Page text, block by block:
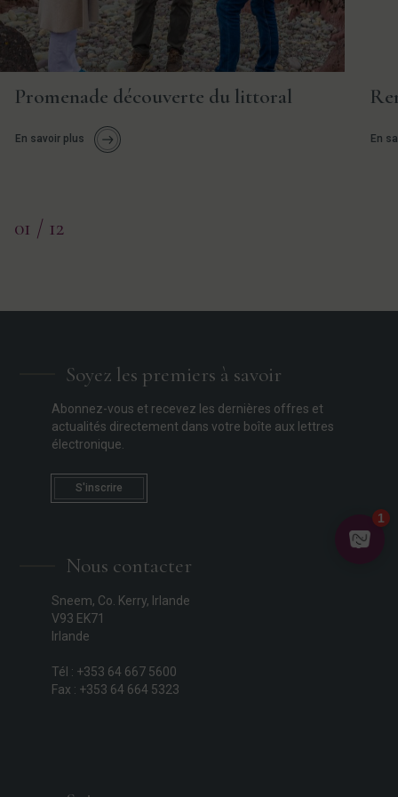
Promenade découverte du littoral
En savoir plus En
01 / 12
Soyez les premiers à savoir
Abonnez-vous et recevez les dernières offres et
actualités directement dans votre boîte aux lettres
électronique.
S'inscrire
Nous contacter
Sneem, Co. Kerry, Irlande
V93 EK71
Irlande
Tél : +353 64 667 5600
Fax : +353 64 664 5323